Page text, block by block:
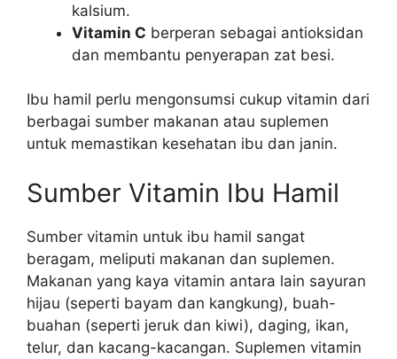
kalsium.
Vitamin C berperan sebagai antioksidan
dan membantu penyerapan zat besi.
Ibu hamil perlu mengonsumsi cukup vitamin dari
berbagai sumber makanan atau suplemen
untuk memastikan kesehatan ibu dan janin.
Sumber Vitamin Ibu Hamil
Sumber vitamin untuk ibu hamil sangat
beragam, meliputi makanan dan suplemen.
Makanan yang kaya vitamin antara lain sayuran
hijau (seperti bayam dan kangkung), buah-
buahan (seperti jeruk dan kiwi), daging, ikan,
telur, dan kacang-kacangan. Suplemen vitamin